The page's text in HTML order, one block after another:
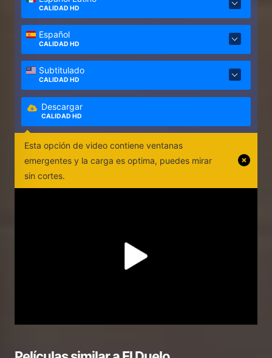
CALIDAD HD
Español
CALIDAD HD
Subtitulado
CALIDAD HD
Descargar
CALIDAD HD
Esta opción de video contiene ventanas
emergentes y la carga es optima, puedes mirar
sin cortes.